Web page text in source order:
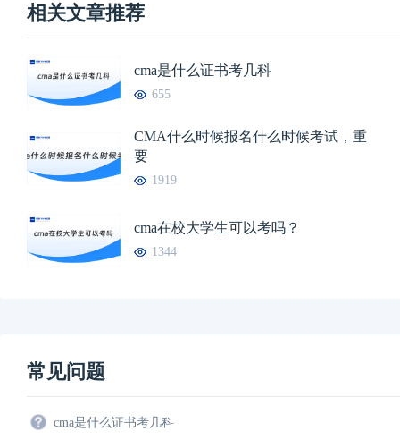
相关文章推荐
cma是什么证书考几科
655
CMA什么时候报名什么时候考试，重
要
1919
cma在校大学生可以考吗？
1344
常见问题
cma是什么证书考几科